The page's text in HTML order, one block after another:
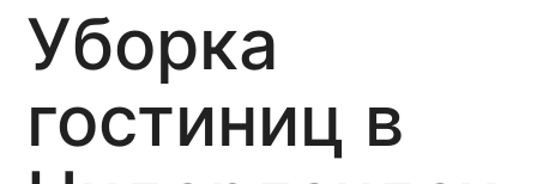
Уборка
гостиниц в